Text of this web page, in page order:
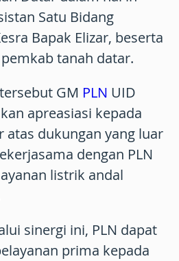
Satu Bidang
Bapak Elizar, beserta
tanah datar.
GM PLN UID
apreasiasi kepada
atas dukungan yang luar
dengan PLN
listrik andal
sinergi ini, PLN dapat
prima kepada